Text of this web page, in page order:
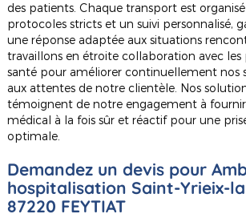
des patients. Chaque transport est
protocoles stricts et un suivi personnalisé,
une réponse adaptée aux situations
travaillons en étroite collaboration avec les
santé pour améliorer continuellement nos
aux attentes de notre clientèle. Nos
témoignent de notre engagement à
médical à la fois sûr et réactif pour une
optimale.
Demandez un devis pour
hospitalisation Saint-Yrieix-
87220 FEYTIAT